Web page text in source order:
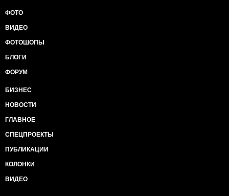
ФОТО
ВИДЕО
ФОТОШОПЫ
БЛОГИ
ФОРУМ
БИЗНЕС
НОВОСТИ
ГЛАВНОЕ
СПЕЦПРОЕКТЫ
ПУБЛИКАЦИИ
КОЛОНКИ
ВИДЕО